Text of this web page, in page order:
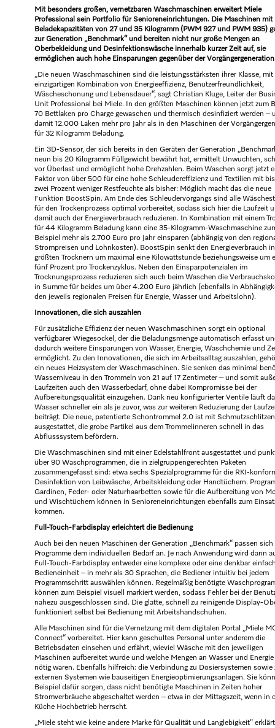
Mit besonders großen, vernetzbaren Waschmaschinen erweitert Miele
Professional sein Portfolio für Senioreneinrichtungen. Die Maschinen mit
Beladekapazitäten von 27 und 35 Kilogramm (PWM 927 und PWM 935)
zur Generation „Benchmark“ und bereiten nicht nur große Mengen an
Oberbekleidung und Desinfektionswäsche innerhalb kurzer Zeit auf, sie
ermöglichen auch hohe Einsparungen gegenüber der
„Die neuen Waschmaschinen sind die leistungsstärksten ihrer Klasse, mit
einzigartigen Kombination von Energieeffizienz, Benutzerfreundlichkeit,
Wäscheschonung und Lebensdauer“, sagt Christian Kluge, Leiter der
Unit Professional bei Miele. In den größten Maschinen können jetzt zum
70 Bettlaken pro Charge gewaschen und thermisch desinfiziert werden –
damit 12.000 Laken mehr pro Jahr als in den Maschinen der
für 32 Kilogramm Beladung.
Ein 3D-Sensor, der sich bereits in den Geräten der Generation
neun bis 20 Kilogramm Füllgewicht bewährt hat, ermittelt Unwuchten,
vor Überlast und ermöglicht hohe Drehzahlen. Beim Waschen sorgt jetzt
Faktor von über 500 für eine hohe Schleudereffizienz und Textilien mit
zwei Prozent weniger Restfeuchte als bisher: Möglich macht das die neue
Funktion BoostSpin. Am Ende des Schleudervorgangs sind alle
für den Trockenprozess optimal vorbereitet, sodass sich hier die Laufzeit
damit auch der Energieverbrauch reduzieren. In Kombination mit einem
für 44 Kilogramm Beladung kann eine 35-Kilogramm-Waschmaschine
Beispiel mehr als 2.700 Euro pro Jahr einsparen (abhängig von den
Strompreisen und Lohnkosten). BoostSpin senkt den Energieverbrauch
größten Trocknern um maximal eine Kilowattstunde beziehungsweise um
fünf Prozent pro Trockenzyklus. Neben den Einsparpotenzialen im
Trocknungsprozess reduzieren sich auch beim Waschen die
in Summe für beides um über 4.200 Euro jährlich (ebenfalls in
den jeweils regionalen Preisen für Energie, Wasser und Arbeitslohn).
Innovationen, die sich auszahlen
Für zusätzliche Effizienz der neuen Waschmaschinen sorgt ein optional
verfügbarer Wiegesockel, der die Beladungsmenge automatisch erfasst
dadurch weitere Einsparungen von Wasser, Energie, Waschchemie und
ermöglicht. Zu den Innovationen, die sich im Arbeitsalltag auszahlen,
ein neues Heizsystem der Waschmaschinen. Sie senken das minimal
Wasserniveau in den Trommeln von 21 auf 17 Zentimeter – und somit
Laufzeiten auch den Wasserbedarf, ohne dabei Kompromisse bei der
Aufbereitungsqualität einzugehen. Dank neu konfigurierter Ventile läuft
Wasser schneller ein als je zuvor, was zur weiteren Reduzierung der
beiträgt. Die neue, patentierte Schontrommel 2.0 ist mit Schmutzschlitzen
ausgestattet, die grobe Partikel aus dem Trommelinneren schnell in das
Abflusssystem befördern.
Die Waschmaschinen sind mit einer Edelstahlfront ausgestattet und
über 90 Waschprogrammen, die in zielgruppengerechten Paketen
zusammengefasst sind: etwa sechs Spezialprogramme für die RKI-
Desinfektion von Leibwäsche, Arbeitskleidung oder Handtüchern.
Gardinen, Feder- oder Naturhaarbetten sowie für die Aufbereitung von
und Wischtüchern können in Senioreneinrichtungen ebenfalls zum
kommen.
Full-Touch-Farbdisplay erleichtert die Bedienung
Auch bei den neuen Maschinen der Generation „Benchmark“ passen sich
Programme dem individuellen Bedarf an. Je nach Anwendung wird dann
Full-Touch-Farbdisplay entweder eine komplexe oder eine denkbar
Bedieneinheit – in mehr als 30 Sprachen, die Bediener intuitiv bei jedem
Programmschritt auswählen können. Regelmäßig benötigte
können zum Beispiel visuell markiert werden, sodass Fehler bei der
nahezu ausgeschlossen sind. Die glatte, schnell zu reinigende Display-
funktioniert selbst bei Bedienung mit Arbeitshandschuhen.
Alle Maschinen sind für die Vernetzung mit dem digitalen Portal „Miele
Connect“ vorbereitet. Hier kann geschultes Personal unter anderem die
Betriebsdaten einsehen und erfährt, wieviel Wäsche mit den jeweiligen
Maschinen aufbereitet wurde und welche Mengen an Wasser und
nötig waren. Ebenfalls hilfreich: die Verbindung zu Dosiersystemen sowie
externen Systemen wie bauseitigen Energieoptimierungsanlagen. Sie
Beispiel dafür sorgen, dass nicht benötigte Maschinen in Zeiten hoher
Stromverbräuche abgeschaltet werden – etwa in der Mittagszeit, wenn in
Küche Hochbetrieb herrscht.
„Miele steht wie keine andere Marke für Qualität und Langlebigkeit“ erklärt